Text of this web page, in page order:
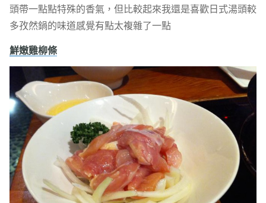
頭帶一點點特殊的香氣，但比較起來我還是喜歡日式湯頭較
多孜然鍋的味道感覺有點太複雜了一點
鮮嫩雞柳條